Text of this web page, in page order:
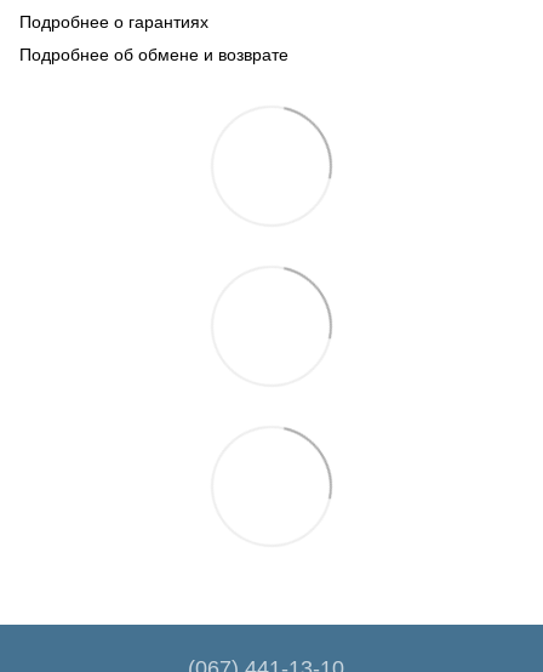
Подробнее о гарантиях
Подробнее об обмене и возврате